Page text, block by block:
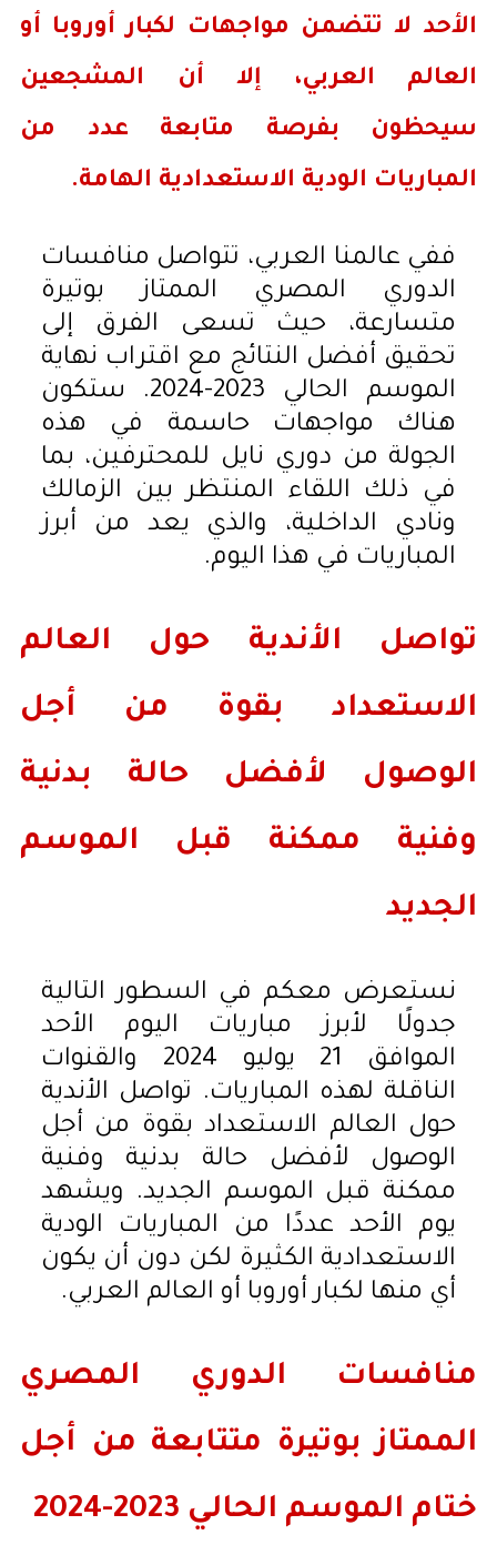
الأحد لا تتضمن مواجهات لكبار أوروبا أو
العالم العربي، إلا أن المشجعين
سيحظون بفرصة متابعة عدد من
المباريات الودية الاستعدادية الهامة.
ففي عالمنا العربي، تتواصل منافسات
الدوري المصري الممتاز بوتيرة
متسارعة، حيث تسعى الفرق إلى
تحقيق أفضل النتائج مع اقتراب نهاية
الموسم الحالي 2023-2024. ستكون
هناك مواجهات حاسمة في هذه
الجولة من دوري نايل للمحترفين، بما
في ذلك اللقاء المنتظر بين الزمالك
ونادي الداخلية، والذي يعد من أبرز
المباريات في هذا اليوم.
تواصل الأندية حول العالم
الاستعداد بقوة من أجل
الوصول لأفضل حالة بدنية
وفنية ممكنة قبل الموسم
الجديد
نستعرض معكم في السطور التالية
جدولًا لأبرز مباريات اليوم الأحد
الموافق 21 يوليو 2024 والقنوات
الناقلة لهذه المباريات. تواصل الأندية
حول العالم الاستعداد بقوة من أجل
الوصول لأفضل حالة بدنية وفنية
ممكنة قبل الموسم الجديد. ويشهد
يوم الأحد عددًا من المباريات الودية
الاستعدادية الكثيرة لكن دون أن يكون
أي منها لكبار أوروبا أو العالم العربي.
منافسات الدوري المصري
الممتاز بوتيرة متتابعة من أجل
ختام الموسم الحالي 2023-2024